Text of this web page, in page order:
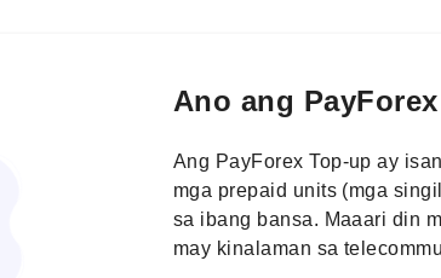
Ano ang
Ang PayForex Top-up ay
mga prepaid units (mga
sa ibang bansa. Maaari din
may kinalaman sa